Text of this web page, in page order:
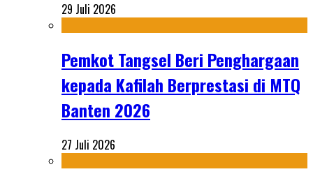
29 Juli 2026
Pemkot Tangsel Beri Penghargaan
kepada Kafilah Berprestasi di MTQ
Banten 2026
27 Juli 2026